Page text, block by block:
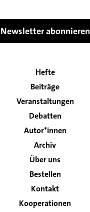
Main
navigation
Hefte
Beiträge
Veranstaltungen
Debatten
Autor*innen
Archiv
Über uns
Bestellen
Footer
Kontakt
Kooperationen
Newsletter abonnieren